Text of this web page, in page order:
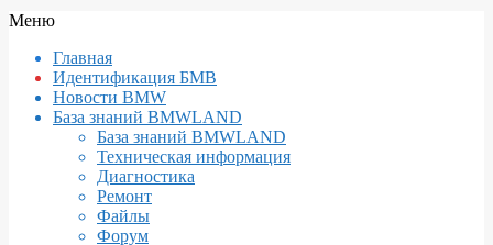
Вторичное
навигации
Меню
Главная
Идентификация БМВ
Новости BMW
База знаний BMWLAND
База знаний BMWLAND
Техническая информация
Диагностика
Ремонт
Файлы
Форум